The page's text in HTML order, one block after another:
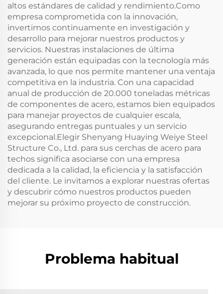
altos estándares de calidad y rendimiento.Como
empresa comprometida con la innovación,
invertimos continuamente en investigación y
desarrollo para mejorar nuestros productos y
servicios. Nuestras instalaciones de última
generación están equipadas con la tecnología más
avanzada, lo que nos permite mantener una ventaja
competitiva en la industria. Con una capacidad
anual de producción de 20.000 toneladas métricas
de componentes de acero, estamos bien equipados
para manejar proyectos de cualquier escala,
asegurando entregas puntuales y un servicio
excepcional.Elegir Shenyang Huaying Weiye Steel
Structure Co., Ltd. para sus cerchas de acero para
techos significa asociarse con una empresa
dedicada a la calidad, la eficiencia y la satisfacción
del cliente. Le invitamos a explorar nuestras ofertas
y descubrir cómo nuestros productos pueden
mejorar su próximo proyecto de construcción.
Problema habitual